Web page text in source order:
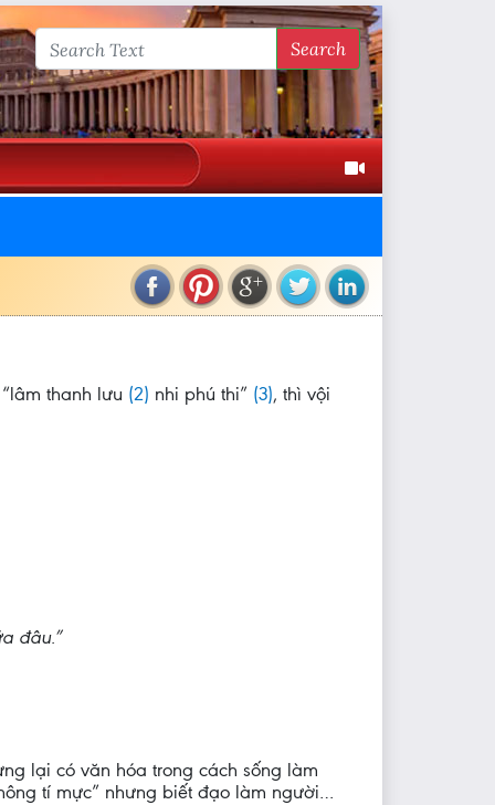
Search
thanh lưu (2) nhi phú thi” (3), thì vội
đâu.”
lại có văn hóa trong cách sống làm
tí mực” nhưng biết đạo làm người…